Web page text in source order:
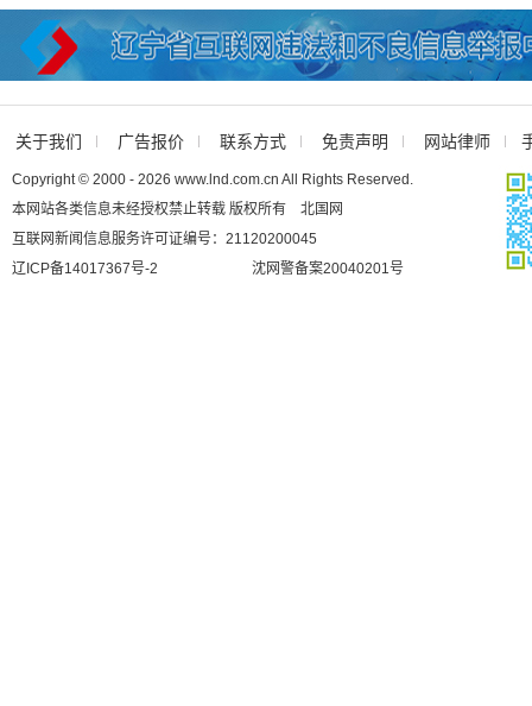
关于我们 广告报价 联系方式 免责声明 网站律师
Copyright © 2000 - 2026 www.lnd.com.cn All Rights Reserved.
本网站各类信息未经授权禁止转载 版权所有 北国网
互联网新闻信息服务许可证编号：21120200045
辽ICP备14017367号-2
沈网警备案20040201号